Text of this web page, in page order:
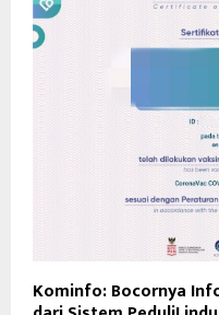
Kominfo: Bocornya